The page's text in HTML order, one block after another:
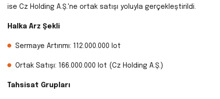
ise Cz Holding A.Ş.'ne ortak satışı yoluyla gerçekleştirildi.
Halka Arz Şekli
Sermaye Artırımı: 112.000.000 lot
Ortak Satışı: 166.000.000 lot (Cz Holding A.Ş.)
Tahsisat Grupları